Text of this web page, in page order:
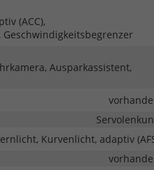
(ACC),
Ausparkassistent,
Kurvenlicht, adaptiv